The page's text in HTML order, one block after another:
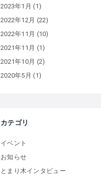
2023年1月 (1)
2022年12月 (22)
2022年11月 (10)
2021年11月 (1)
2021年10月 (2)
2020年5月 (1)
カテゴリ
イベント
お知らせ
とまり木インタビュー